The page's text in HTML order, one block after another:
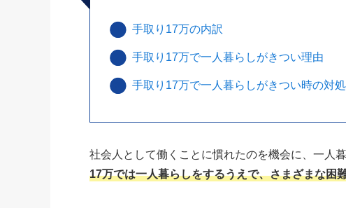
手取り17万の内訳
手取り17万で一人暮らしがきつい理由
手取り17万で一人暮らしがきつい時の対
社会人として働くことに慣れたのを機会に、一人
17万では一人暮らしをするうえで、さまざまな困